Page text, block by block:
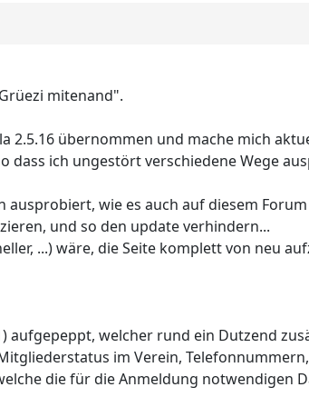
mitenand".
2.5.16 übernommen und mache mich
dass ich ungestört verschiedene Wege
wie es auch auf diesem
und so den update verhindern...
...) wäre, die Seite komplett von neu
aufgepeppt, welcher rund ein Dutzend
im Verein,
die für die Anmeldung notwendigen